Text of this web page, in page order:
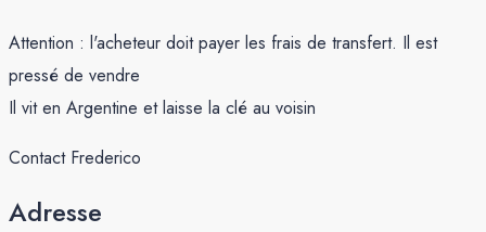
Attention : l'acheteur doit payer les frais de transfert. Il est
pressé de vendre
Il vit en Argentine et laisse la clé au voisin
Contact Frederico
Adresse